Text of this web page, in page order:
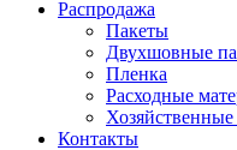
Распродажа
Пакеты
Двухшовные
Пленка
Расходные
Контакты